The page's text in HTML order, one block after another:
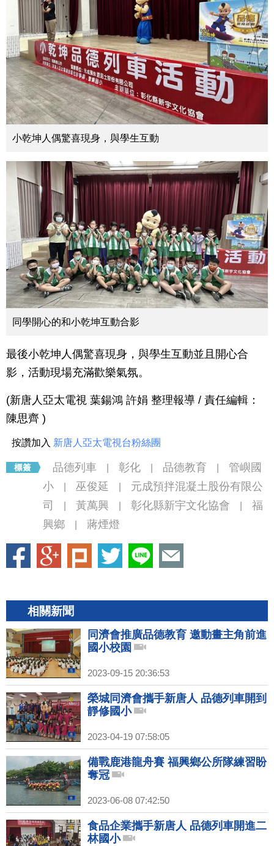
小乾坤人偶驚喜現身，與學生互動
同學開心的和小乾坤互動合影
最後小乾坤人偶驚喜現身，與學生互動並且開心合
影，活動現場充滿歡樂氣氛。
(新唐人亞太電視 葉鍚鴻 許娟 整理報導 / 責任編輯：
陳思齊 )
按讚加入 新唐人亞太電視台粉絲團
品德列車 彰化 品德教育
管嶼國
小
巫俊延
元成預拌混凝土股份有限公
司
黃萬興 彰化縣新宇文化協會
福
興鄉
蔣煙燈
相關新聞
同濟會推廣品德教育 邀動畫主角前進
國小校園
2023-09-15 20:36:53
榮城同濟會攜手新唐人 品德列車開到
靜修國小
2023-04-19 07:58:05
備戰鹿港龍舟賽 福興鄉公所隊練習盼
奪冠
2023-06-08 07:42:50
食品企業攜手新唐人 品德列車開進二
林國小